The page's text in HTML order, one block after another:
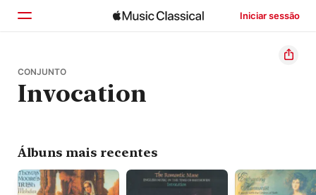
Iniciar sessão
Início
Explorar
CONJUNTO
Invocation
Álbuns mais recentes